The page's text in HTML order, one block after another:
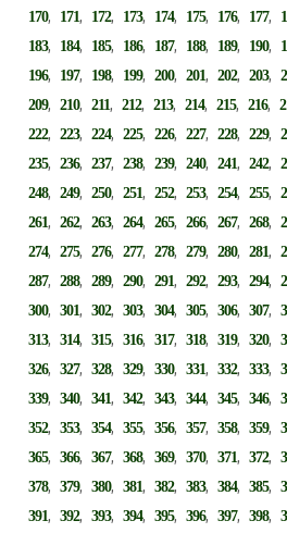
170, 171, 172, 173, 174, 175, 176, 177,
183, 184, 185, 186, 187, 188, 189, 190,
196, 197, 198, 199,200,201,202,203,
209,210,211,212,213,214,215,216,
222,223,224,225,226,227,228,229,
235,236,237,238,239,240,241,242,
248,249,250,251,252,253,254,255,
261,262,263,264,265,266,267,268,
274,275,276,277,278,279,280,281,
287,288,289,290,291,292,293,294,
300,301,302,303,304,305,306,307,
313,314,315,316,317,318,319,320,
326,327,328,329,330,331,332,333,
339,340,341,342,343,344,345,346,
352,353,354,355,356,357,358,359,
365,366,367,368,369,370,371,372,
378,379,380,381,382,383,384,385,
391,392,393,394,395,396,397,398,